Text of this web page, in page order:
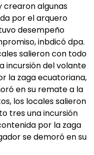
crearon algunas
por el arquero
desempeño
inbdicó dpa.
salieron con todo
incursión del volante
la zaga ecuatoriana,
en su remate a la
los locales salieron
tres una incursión
por la zaga
se demoró en su